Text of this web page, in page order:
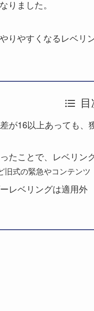
りました。
りやすくなるレベリ
が16以上あっても
たことで、レベリン
旧式の緊急やコンテンツ
レベリングは適用外